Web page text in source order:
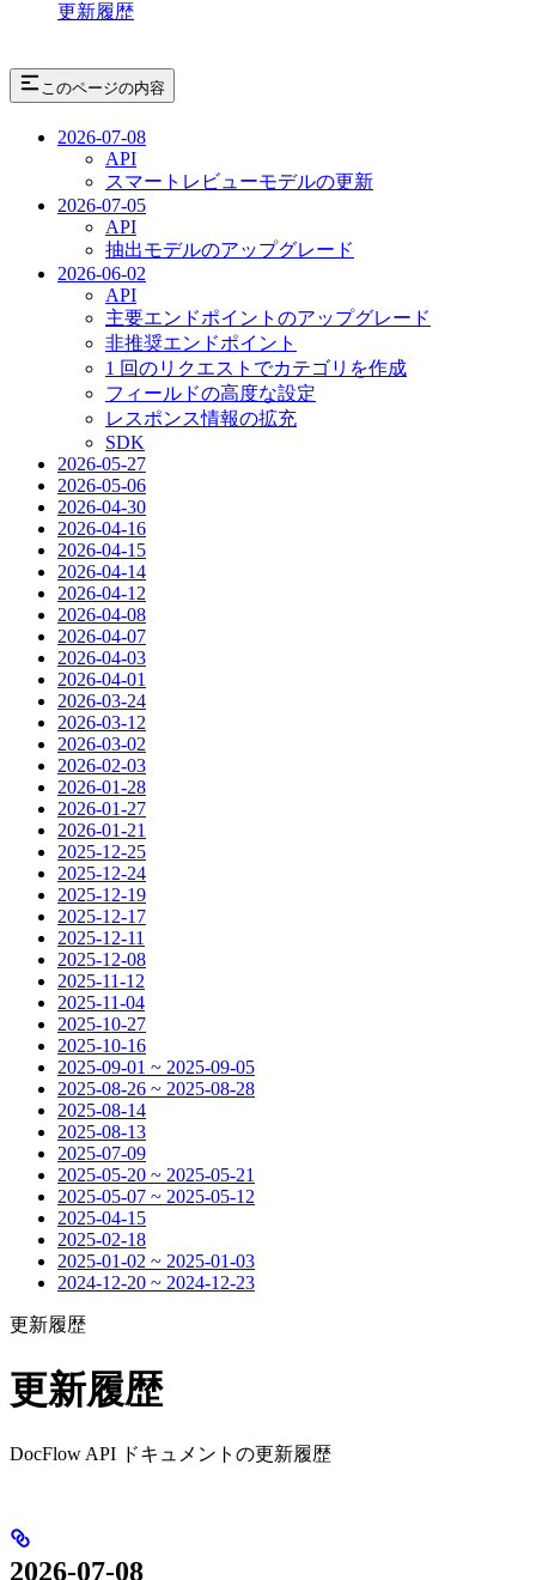
更新履歴
このページの内容
2026-07-08
API
スマートレビューモデルの更新
2026-07-05
API
抽出モデルのアップグレード
2026-06-02
API
主要エンドポイントのアップグレード
非推奨エンドポイント
1 回のリクエストでカテゴリを作成
フィールドの高度な設定
レスポンス情報の拡充
SDK
2026-05-27
2026-05-06
2026-04-30
2026-04-16
2026-04-15
2026-04-14
2026-04-12
2026-04-08
2026-04-07
2026-04-03
2026-04-01
2026-03-24
2026-03-12
2026-03-02
2026-02-03
2026-01-28
2026-01-27
2026-01-21
2025-12-25
2025-12-24
2025-12-19
2025-12-17
2025-12-11
2025-12-08
2025-11-12
2025-11-04
2025-10-27
2025-10-16
2025-09-01 ~ 2025-09-05
2025-08-26 ~ 2025-08-28
2025-08-14
2025-08-13
2025-07-09
2025-05-20 ~ 2025-05-21
2025-05-07 ~ 2025-05-12
2025-04-15
2025-02-18
2025-01-02 ~ 2025-01-03
2024-12-20 ~ 2024-12-23
更新履歴
更新履歴
DocFlow API ドキュメントの更新履歴
2026-07-08